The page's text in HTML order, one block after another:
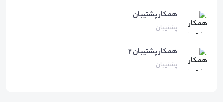
همکارپشتیبان
پشتیبان
همکارپشتیبان 2
پشتیبان